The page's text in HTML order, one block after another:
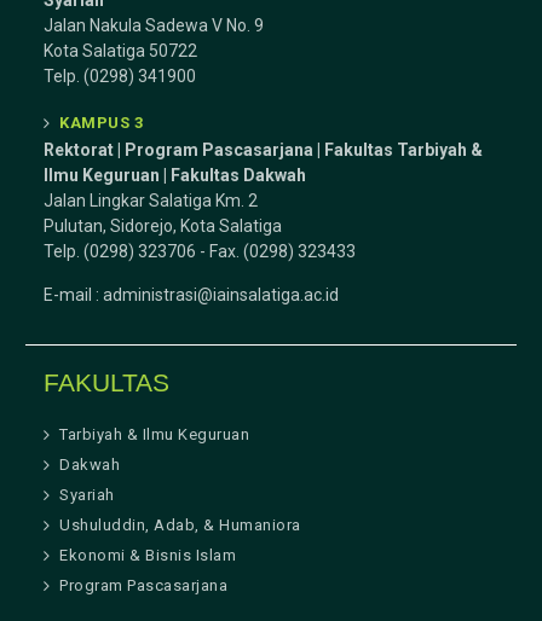
Jalan Nakula Sadewa V No. 9
Kota Salatiga 50722
Telp. (0298) 341900
KAMPUS 3
Rektorat | Program Pascasarjana | Fakultas Tarbiyah &
Ilmu Keguruan |
Fakultas Dakwah
Jalan Lingkar Salatiga Km. 2
Pulutan, Sidorejo, Kota Salatiga
Telp. (0298) 323706 - Fax. (0298) 323433
E-mail :administrasi@iainsalatiga.ac.id
FAKULTAS
Tarbiyah & Ilmu Keguruan
Dakwah
Syariah
Ushuluddin, Adab, & Humaniora
Ekonomi & Bisnis Islam
Program Pascasarjana